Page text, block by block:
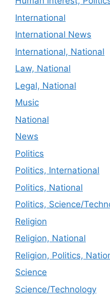
International
International News
International, National
Law, National
Legal, National
Music
National
News
Politics
Politics, International
Politics, National
Politics, Science/
Religion
Religion, National
Religion, Politics,
Science
Science/Technology